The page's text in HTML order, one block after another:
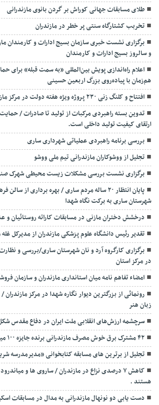
طلای مسابقات جهانی کوراش بر گردن بانوی مازندرانی
تخربب کشتارگاه سنتی پر خطر در مازندران
برگزاری نشست خبری سازمان بسیج ادارات و کارمندان
و سالروز بسیج ادارات و کارمندان
اعلام راه‌اندازی پویش بین‌المللی «به سمت قبله» برای
هم‌زمان با پیاده‌روی بزرگ اربعین حسینی
افتتاح و کلنگ زنی ۲۳۰ پروژه ویژه هفته دولت در مرکز مازندران
تدوین بسته راهبردی مرکبات از تولید تا صادرات /
ارتقای کیفیت تولید داخلی است.
بررسی برنامه راهبردی عملیاتی شهرداری ساری
تجلیل از ووشوکاران مازندرانی تیم ملی ووشو
برگزاری نشست بررسی مشکلات زیست محیطی شهرک
پایان انتظار ۲۰ ساله مردم ساری / بهره برداری
شهرستان ساری به برکت نگاه شهدا
درخشش دختران مازنی در مسابقات کاراته روستائیان و
تقدیر رئیس دانشگاه علوم پزشکی مازندران از مدیرکل غله
برگزاری کارگروه آرد و نان شهرستان ساری/بررسی و
در مرکز استان
امضاء تفاهم نامه میان استانداری مازندران و سازمان
رونمائی از بزرگترین دیوار نگاره شهدا در مرکز مازندران
زبان هنر
سرچشمه ارزش‌های انقلابی ملت ایران در دفاع مقدس
۴۲ مشترک برق خوش مصرف مازندرانی برنده جایزه ۱۰۰ میلیون ریالی
تجلیل از برترین های مسابقه کتابخوانی «مدیرمدرسه
کاهش ۷ درصدی نزاع در مازندران / ساروی ها و
هستند‌ .
دست یابی دو نونهال مازندرانی به مدال در مسابقات